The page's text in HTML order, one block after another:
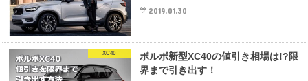
2019.01.30
XC40
ボルボ新型XC40の値引き相場は!?限
界まで引き出す！